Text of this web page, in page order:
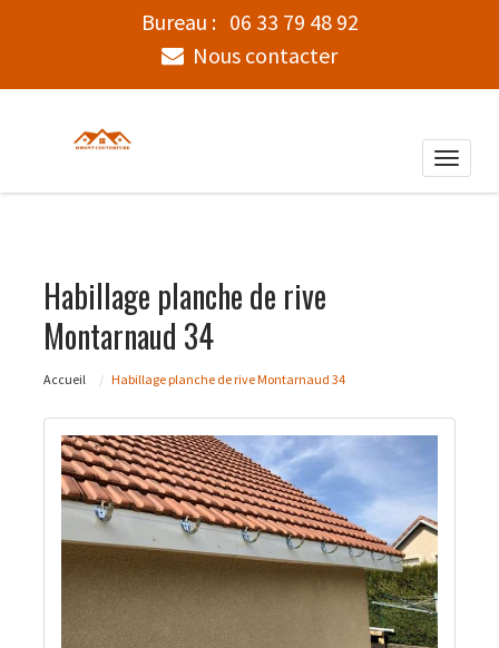
Bureau : 06 33 79 48 92
Nous contacter
Toggle
Habillage planche de rive
Montarnaud 34
Accueil Habillage planche de rive Montarnaud 34